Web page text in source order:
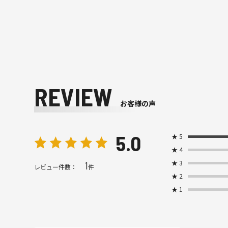
REVIEW お客様の声
5.0
レビュー件数： 1件
★5
★4
★3
★ 2
★ 1